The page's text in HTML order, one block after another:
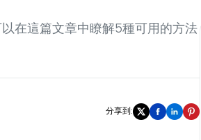
在這篇文章中瞭解5種可用的方法
分享到: